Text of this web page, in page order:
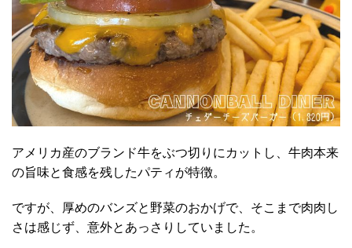
アメリカ産のブランド牛をぶつ切りにカットし、牛肉本来
の旨味と食感を残したパティが特徴。
ですが、厚めのバンズと野菜のおかげで、そこまで肉肉し
さは感じず、意外とあっさりしていました。